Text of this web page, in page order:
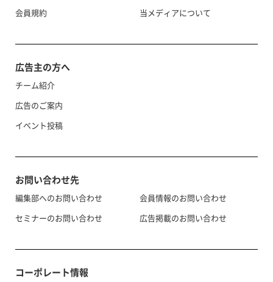
会員規約
当メディアについて
広告主の方へ
チーム紹介
広告のご案内
イベント投稿
お問い合わせ先
編集部へのお問い合わせ
セミナーのお問い合わせ
会員情報のお問い合わせ
広告掲載のお問い合わせ
コーポレート情報